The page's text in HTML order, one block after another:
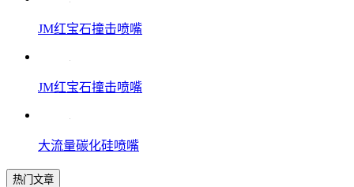
JM红宝石撞击喷嘴
JM红宝石撞击喷嘴
大流量碳化硅喷嘴
热门文章